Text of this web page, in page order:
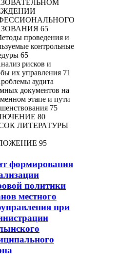
65
проведения и
контрольные
65
рисков и
их управления 71
аудита
документов на
этапе и пути
75
80
ЛИТЕРАТУРЫ
95
формирования
политики
местного
при